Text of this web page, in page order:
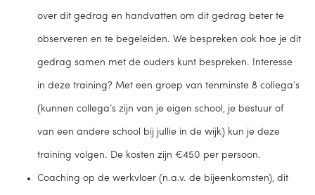
over dit gedrag en handvatten om dit gedrag beter te
observeren en te begeleiden. We bespreken ook hoe je dit
gedrag samen met de ouders kunt bespreken. Interesse
in deze training? Met een groep van tenminste 8 collega’s
(kunnen collega’s zijn van je eigen school, je bestuur of
van een andere school bij jullie in de wijk) kun je deze
training volgen. De kosten zijn €450 per persoon.
Coaching op de werkvloer (n.a.v. de bijeenkomsten), dit